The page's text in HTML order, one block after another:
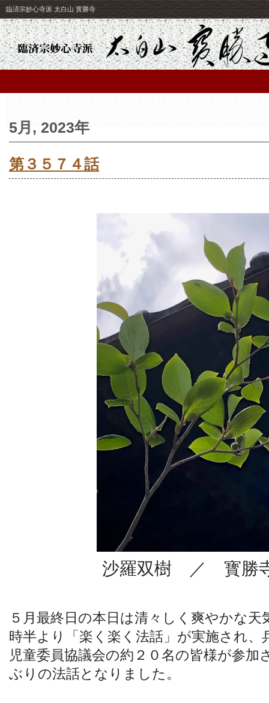
臨済宗妙心寺派 太白山 寳勝寺
5月, 2023年
第３５７４話
沙羅双樹 ／ 寳勝
５月最終日の本日は清々しく爽やかな
時半より「楽く楽く法話」が実施され、
児童委員協議会の約２０名の皆様が参
ぶりの法話となりました。